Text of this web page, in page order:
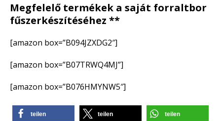
Megfelelő termékek a saját forraltbor
fűszerkészítéséhez **
[amazon box=”B094JZXDG2″]
[amazon box=”B07TRWQ4MJ”]
[amazon box=”B076HMYNW5″]
teilen teilen teilen